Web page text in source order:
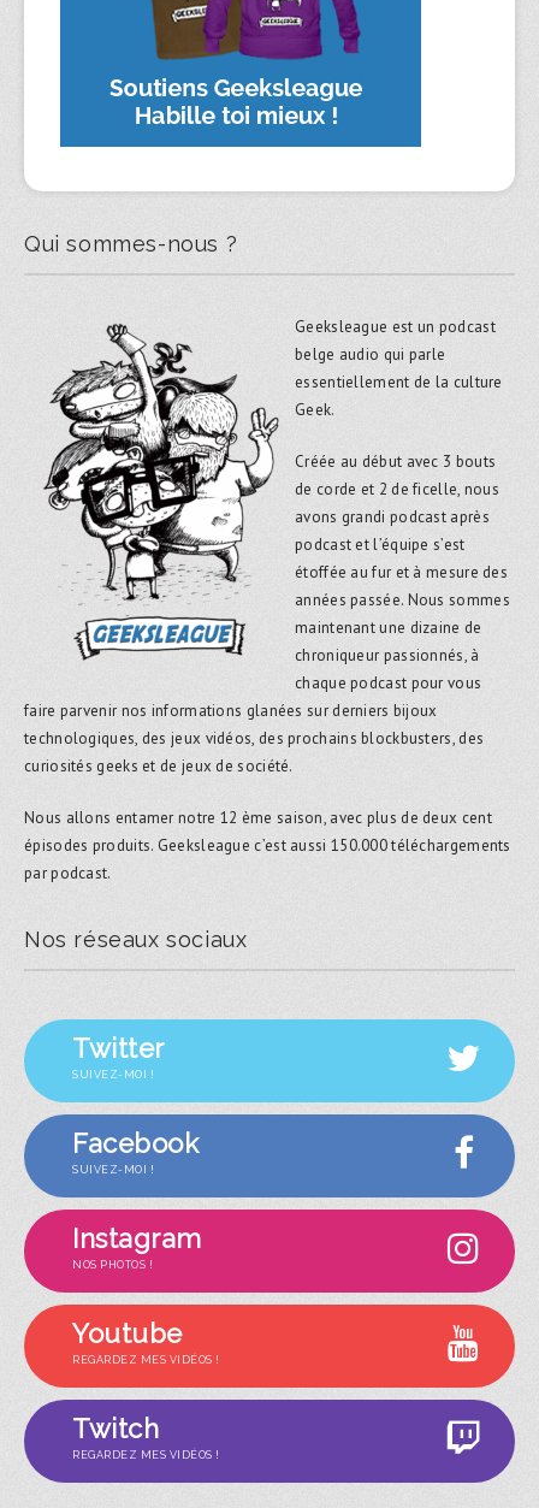
Qui sommes-nous ?
Geeksleague est un podcast
belge audio qui parle
essentiellement de la culture
Geek.
Créée au début avec 3 bouts
de corde et 2 de ficelle, nous
avons grandi podcast après
podcast et l’équipe s’est
étoffée au fur et à mesure des
années passée. Nous sommes
maintenant une dizaine de
chroniqueur passionnés, à
chaque podcast pour vous
faire parvenir nos informations glanées sur derniers bijoux
technologiques, des jeux vidéos, des prochains blockbusters, des
curiosités geeks et de jeux de société.
Nous allons entamer notre 12 ème saison, avec plus de deux cent
épisodes produits. Geeksleague c’est aussi 150.000 téléchargements
par podcast.
Nos réseaux sociaux
Twitter
SUIVEZ-MOI !
Facebook
SUIVEZ-MOI !
Instagram
NOS PHOTOS !
Youtube
REGARDEZ MES VIDÉOS !
Twitch
REGARDEZ MES VIDÉOS !